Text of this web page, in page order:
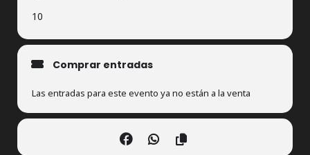
10
Comprar entradas
Las entradas para este evento ya no están a la venta